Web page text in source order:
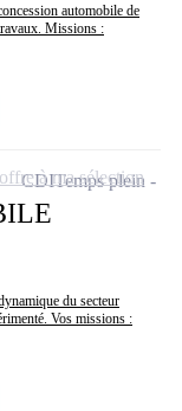
automobile de
Missions :
du secteur
Vos missions :
CDITemps plein
à ma sélection